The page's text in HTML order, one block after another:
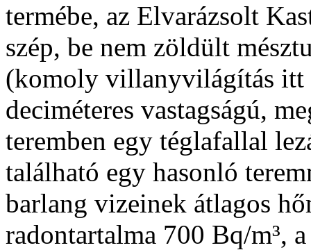
termébe, az Elvarázsolt
szép, be nem zöldült
(komoly villanyvilágítás itt
deciméteres vastagságú,
teremben egy téglafallal
található egy hasonló
barlang vizeinek átlagos
radontartalma 700 Bq/m³,